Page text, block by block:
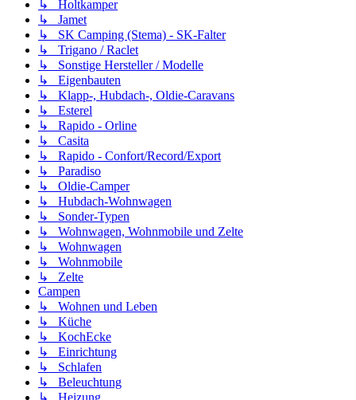
↳ Holtkamper
↳ Jamet
↳ SK Camping (Stema) - SK-Falter
↳ Trigano / Raclet
↳ Sonstige Hersteller / Modelle
↳ Eigenbauten
↳ Klapp-, Hubdach-, Oldie-Caravans
↳ Esterel
↳ Rapido - Orline
↳ Casita
↳ Rapido - Confort/Record/Export
↳ Paradiso
↳ Oldie-Camper
↳ Hubdach-Wohnwagen
↳ Sonder-Typen
↳ Wohnwagen, Wohnmobile und Zelte
↳ Wohnwagen
↳ Wohnmobile
↳ Zelte
Campen
↳ Wohnen und Leben
↳ Küche
↳ KochEcke
↳ Einrichtung
↳ Schlafen
↳ Beleuchtung